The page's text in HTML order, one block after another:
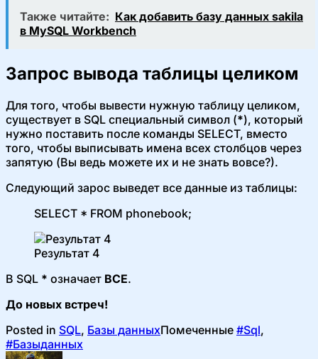
Также читайте: Как добавить базу данных sakila
в MySQL Workbench
Запрос вывода таблицы целиком
Для того, чтобы вывести нужную таблицу целиком,
существует в SQL специальный символ (*), который
нужно поставить после команды SELECT, вместо
того, чтобы выписывать имена всех столбцов через
запятую (Вы ведь можете их и не знать вовсе?).
Следующий зарос выведет все данные из таблицы:
SELECT * FROM phonebook;
Результат 4
В SQL * означает ВСЕ.
До новых встреч!
Posted in SQL, Базы данныхПомеченные #Sql,
#Базыданных